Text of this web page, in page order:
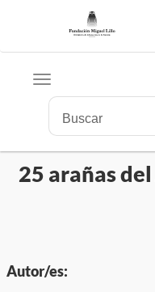
25 arañas del
Autor/es: